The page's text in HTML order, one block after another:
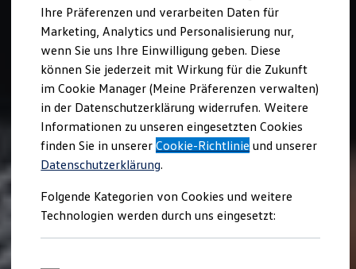
Kombis
Kompaktwagen
Sportwagen
Schnell verfügbare Fahrzeuge
Angebote und Produkte
Aktuelle Angebote
E-Auto-Förderung
Volkswagen Marktplatz
Die ENERGY Sondermodelle
Junge Gebrauchtwagen und Gebrauchtwagen
Volkswagen Zertifizierte Gebrauchtwagen
Elektromobilität bei Gebrauchtwagen
Saisonangebote
Reifenpakete
Leasing
Leasing-Angebote
Ihre Präferenzen und verarbeiten Daten für
Marketing, Analytics und Personalisierung nur,
wenn Sie uns Ihre Einwilligung geben. Diese
können Sie jederzeit mit Wirkung für die Zukunft
im Cookie Manager (Meine Präferenzen verwalten)
in der Datenschutzerklärung widerrufen. Weitere
Informationen zu unseren eingesetzten Cookies
finden Sie in unsererCookie-Richtlinie und unserer
Datenschutzerklärung.
Folgende Kategorien von Cookies und weitere
Technologien werden durch uns eingesetzt: